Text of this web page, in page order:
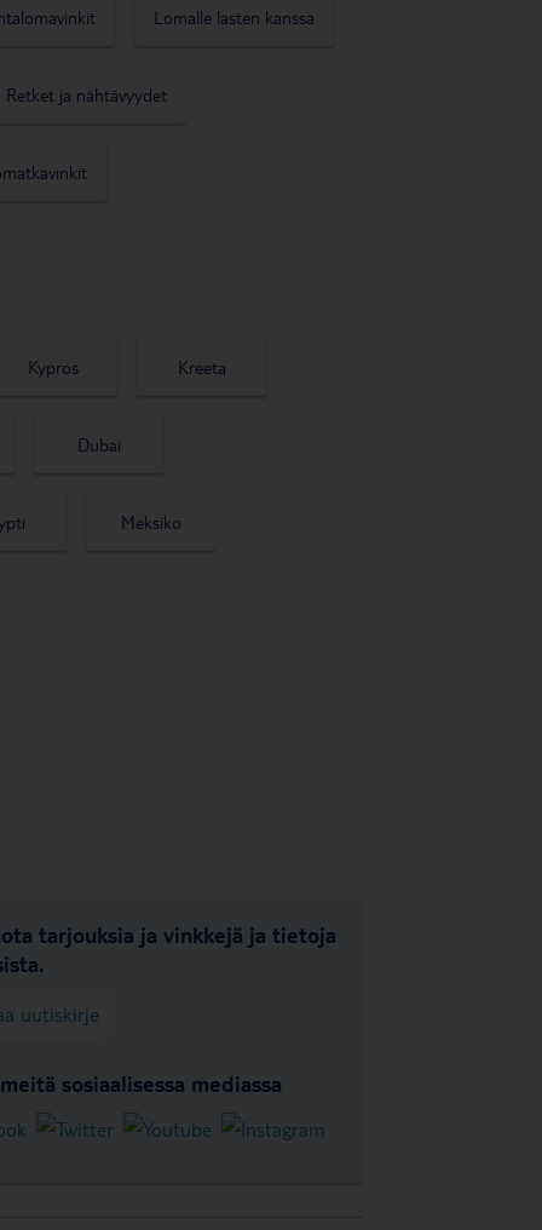
Lomalle lasten kanssa
Retket ja nähtävyydet
Kypros Kreeta
Dubai
Meksiko
tarjouksia ja vinkkejä ja tietoja
uutiskirje
sosiaalisessa mediassa